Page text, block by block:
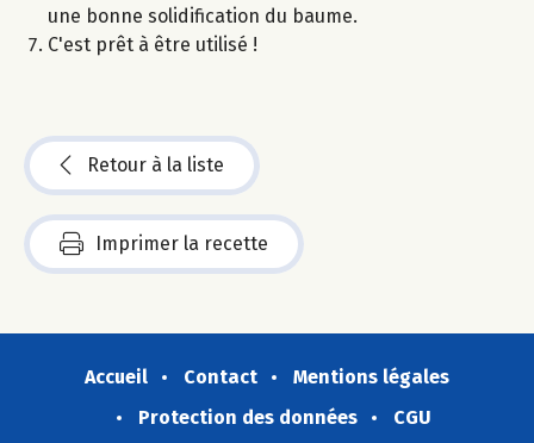
une bonne solidification du baume.
C'est prêt à être utilisé !
Retour à la liste
Imprimer la recette
Accueil Contact
Mentions légales
Protection des données
CGU